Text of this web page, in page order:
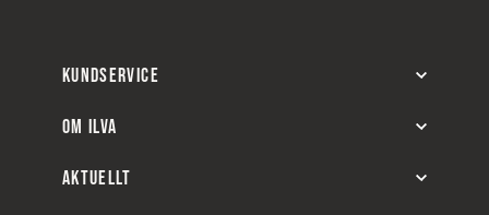
KUNDSERVICE
OM ILVA
AKTUELLT